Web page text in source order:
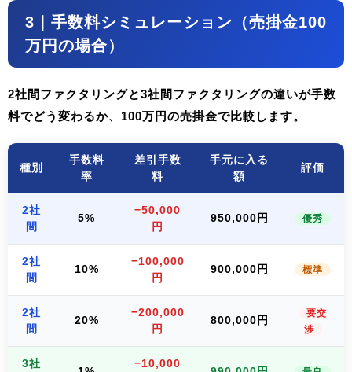
3｜手数料シミュレーション（売掛金100
万円の場合）
2社間ファクタリングと3社間ファクタリングの違いが手数
料でどう変わるか、100万円の売掛金で比較します。
種別
手数料
率
差引手数
料
手元に入る
額
評価
2社
間
5%
−50,000
円
950,000円 優秀
2社
間
10%
−100,000
円
900,000円 標準
2社
間
20%
−200,000
円
800,000円
要交
渉
3社
−10,000